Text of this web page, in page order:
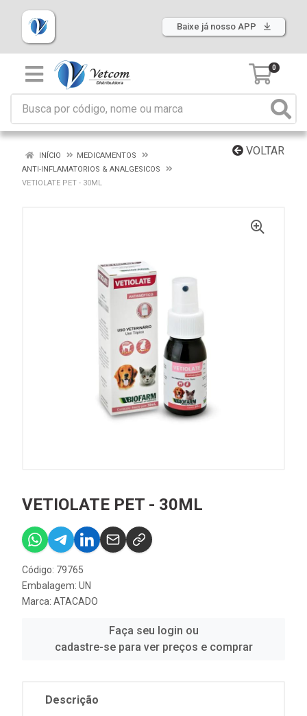
Baixe já nosso APP
0
VOLTAR
INÍCIO
MEDICAMENTOS
ANTI-INFLAMATORIOS & ANALGESICOS
VETIOLATE PET - 30ML
VETIOLATE PET - 30ML
Código: 79765
Embalagem: UN
Marca: ATACADO
Faça seu login ou
cadastre-se para ver preços e comprar
Descrição